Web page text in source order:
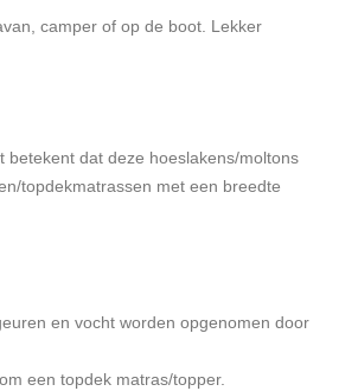
camper of op de boot. Lekker
dat deze hoeslakens/moltons
topdekmatrassen met een breedte
en vocht worden opgenomen door
een topdek matras/topper.